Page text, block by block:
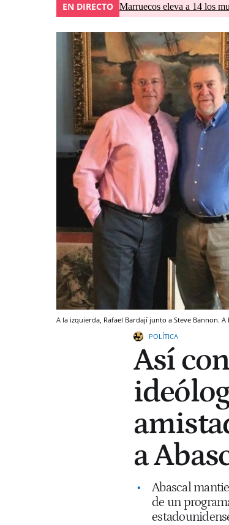
EN DIRECTO Marruecos eleva a 14 los
A la izquierda, Rafael Bardají junto a Steve Bannon.
POLÍTICA
Así
a
Abascal
de un